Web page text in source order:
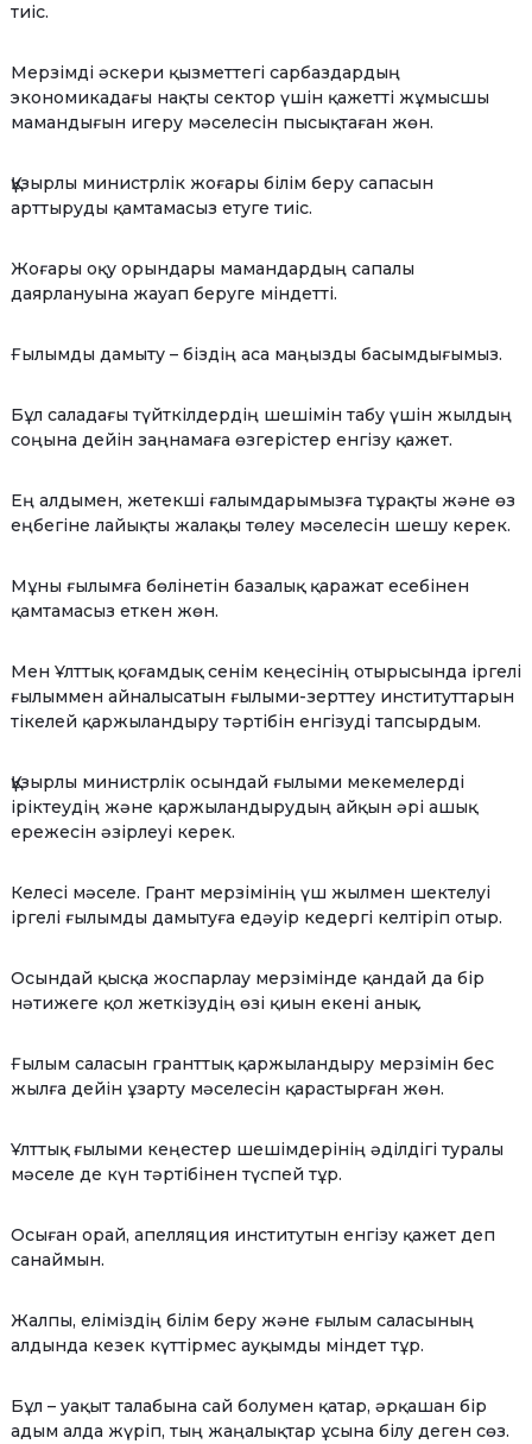
тиіс.
Мерзімді әскери қызметтегі сарбаздардың
экономикадағы нақты сектор үшін қажетті жұмысшы
мамандығын игеру мәселесін пысықтаған жөн.
Құзырлы министрлік жоғары білім беру сапасын
арттыруды қамтамасыз етуге тиіс.
Жоғары оқу орындары мамандардың сапалы
даярлануына жауап беруге міндетті.
Ғылымды дамыту – біздің аса маңызды басымдығымыз.
Бұл саладағы түйткілдердің шешімін табу үшін жылдың
соңына дейін заңнамаға өзгерістер енгізу қажет.
Ең алдымен, жетекші ғалымдарымызға тұрақты және өз
еңбегіне лайықты жалақы төлеу мәселесін шешу керек.
Мұны ғылымға бөлінетін базалық қаражат есебінен
қамтамасыз еткен жөн.
Мен Ұлттық қоғамдық сенім кеңесінің отырысында іргелі
ғылыммен айналысатын ғылыми-зерттеу институттарын
тікелей қаржыландыру тәртібін енгізуді тапсырдым.
Құзырлы министрлік осындай ғылыми мекемелерді
іріктеудің және қаржыландырудың айқын әрі ашық
ережесін әзірлеуі керек.
Келесі мәселе. Грант мерзімінің үш жылмен шектелуі
іргелі ғылымды дамытуға едәуір кедергі келтіріп отыр.
Осындай қысқа жоспарлау мерзімінде қандай да бір
нәтижеге қол жеткізудің өзі қиын екені анық.
Ғылым саласын гранттық қаржыландыру мерзімін бес
жылға дейін ұзарту мәселесін қарастырған жөн.
Ұлттық ғылыми кеңестер шешімдерінің әділдігі туралы
мәселе де күн тәртібінен түспей тұр.
Осыған орай, апелляция институтын енгізу қажет деп
санаймын.
Жалпы, еліміздің білім беру және ғылым саласының
алдында кезек күттірмес ауқымды міндет тұр.
Бұл – уақыт талабына сай болумен қатар, әрқашан бір
адым алда жүріп, тың жаңалықтар ұсына білу деген сөз.